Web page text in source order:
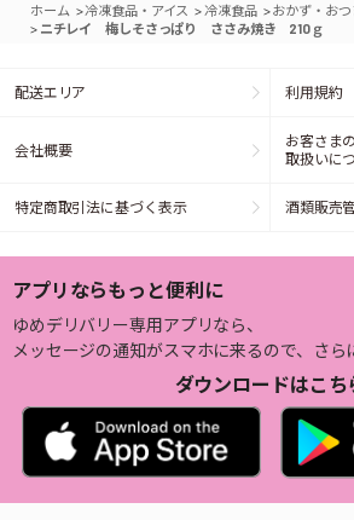
ホーム >冷凍食品・アイス > 冷凍食品 >おかず・おつ
> ニチレイ 梅しそさっぱり ささみ焼き 210ｇ
配送エリア 利用規約
会社概要
お客さま
取扱いに
特定商取引法に基づく表示 酒類販売
アプリならもっと便利に
ゆめデリバリー専用アプリなら、
メッセージの通知がスマホに来るので、さら
ダウンロードはこち